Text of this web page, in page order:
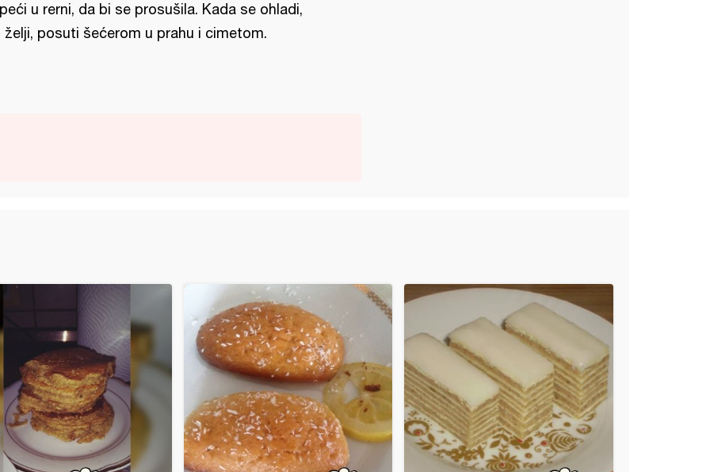
u rerni, da bi se prosušila. Kada se ohladi,
želji, posuti šećerom u prahu i cimetom.